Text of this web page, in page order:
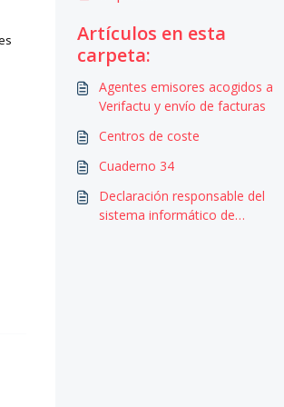
Artículos en esta
carpeta:
Agentes emisores acogidos a
Verifactu y envío de facturas
Centros de coste
Cuaderno 34
Declaración responsable del
sistema informático de